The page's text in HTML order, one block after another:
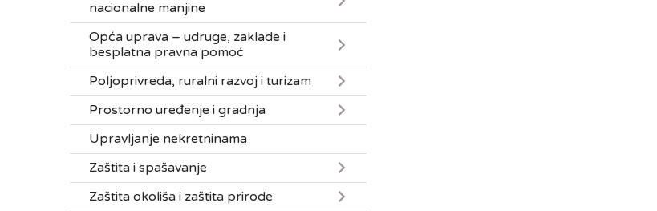
nacionalne manjine
Opća uprava – udruge, zaklade i
besplatna pravna pomoć
Poljoprivreda, ruralni razvoj i turizam
Prostorno uređenje i gradnja
Upravljanje nekretninama
Zaštita i spašavanje
Zaštita okoliša i zaštita prirode